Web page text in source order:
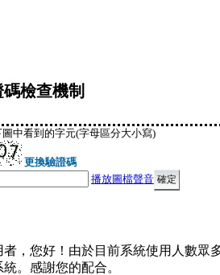
檢查機制
中看到的字元(字母區分大小寫)
更換驗證碼
播放圖檔聲音
者，您好！由於目前系統使用人數眾
。感謝您的配合。